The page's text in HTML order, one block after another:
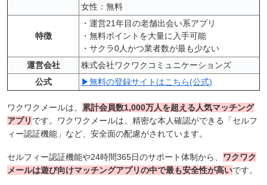
女性：無料
特徴
・運営21年目の老舗出会い系アプリ
・無料ポイントを大量に入手可能
・サクラ0人かつ業者数が最も少ない
運営会社
株式会社ワクワクコミュニケーションズ
公式
▶無料の登録サイトはこちら(公式)
ワクワクメールは、 累計会員数1,000万人を超える人気マッチング
アプリ です。ワクワクメールは、精密な本人確認ができる「セルフ
ィー認証機能」など、安全面の配慮がされています。
セルフィー認証機能や24時間365日のサポート体制から、
ワクワク
メールは遊び向けマッチングアプリの中で最も安全性が高いです。